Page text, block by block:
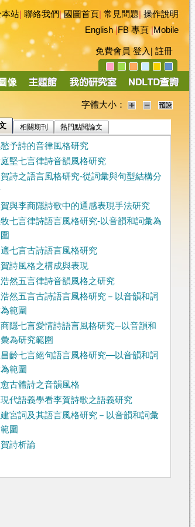
本站 聯絡我們|國圖首頁 常見問題|操作說明
English|FB 專頁|Mobile
免費會員 登入 註冊
字體大小：
相關期刊 熱門點閱論文
予詩的音律風格研究
堅七言律詩音韻風格研究
詩之語言風格研究-從詞彙與句型結構分
與李商隱詩歌中的通感表現手法研究
七言律詩語言風格研究-以音韻和詞彙為
七言古詩語言風格研究
詩風格之構成與表現
然五言律詩音韻風格之研究
然五言古詩語言風格研究－以音韻和詞
範圍
隱七言愛情詩語言風格研究─以音韻和
為研究範圍
齡七言絕句語言風格研究—以音韻和詞
範圍
古體詩之音韻風格
代語義學看李賀詩歌之語義研究
宮詞及其語言風格研究－以音韻和詞彙
圍
詩析論